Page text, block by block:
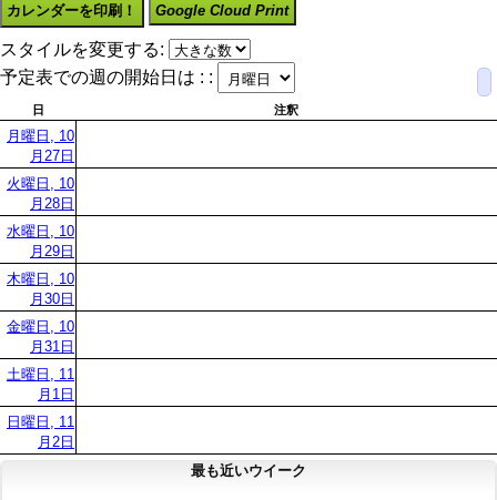
カレンダーを印刷！ Google Cloud Print
スタイルを変更する:
予定表での週の開始日は : :
日 注釈
月曜日, 10
月27日
火曜日, 10
月28日
水曜日, 10
月29日
木曜日, 10
月30日
金曜日, 10
月31日
土曜日, 11
月1日
日曜日, 11
月2日
最も近いウイーク